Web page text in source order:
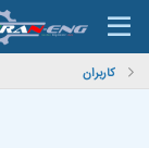
کاربران